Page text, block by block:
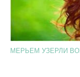
МЕРЬЕМ УЗЕРЛИ